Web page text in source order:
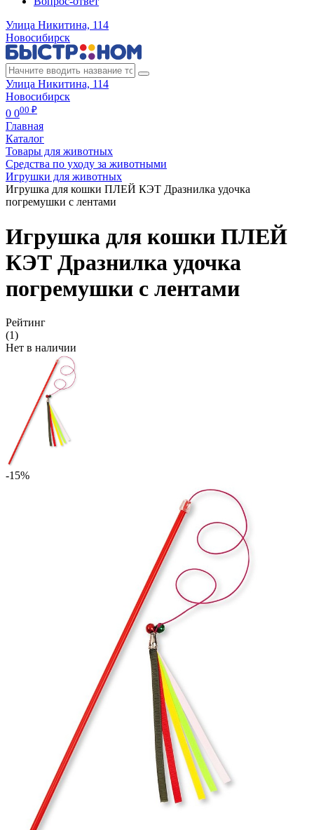
Улица Никитина, 114
Новосибирск
Улица Никитина, 114
Новосибирск
0 000 ₽
Главная
Каталог
Товары для животных
Средства по уходу за животными
Игрушки для животных
Игрушка для кошки ПЛЕЙ КЭТ Дразнилка удочка
погремушки с лентами
Игрушка для кошки ПЛЕЙ
КЭТ Дразнилка удочка
погремушки с лентами
Рейтинг
(1)
Нет в наличии
-15%